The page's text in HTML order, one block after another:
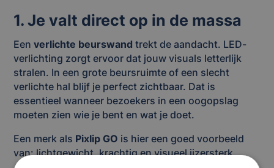
1. Je valt direct op in de massa
Eenverlichte beurswand trekt de aandacht. LED-
verlichting zorgt ervoor dat jouw visuals letterlijk
stralen. In een grote beursruimte of een slecht
verlichte hal blijf je perfect zichtbaar. Dat is
essentieel wanneer bezoekers in een oogopslag
moeten zien wie je bent en wat je doet.
Een merk als Pixlip GO is hier een goed voorbeeld
van: lichtgewicht, krachtig en visueel ijzersterk.